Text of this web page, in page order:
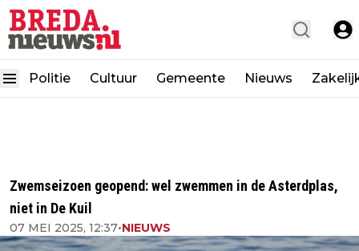
Politie Cultuur Gemeente Nieuws
Zwemseizoen geopend: wel zwemmen in de Asterdplas,
niet in De Kuil
07 MEI 2025, 12:37•NIEUWS